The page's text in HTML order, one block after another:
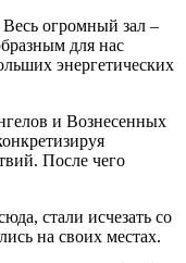
огромный зал –
для нас
энергетических
и Вознесенных
После чего
стали исчезать со
на своих местах.